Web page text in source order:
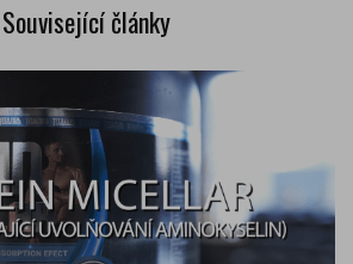
Související články